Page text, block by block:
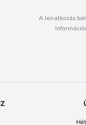
A leiratkozás